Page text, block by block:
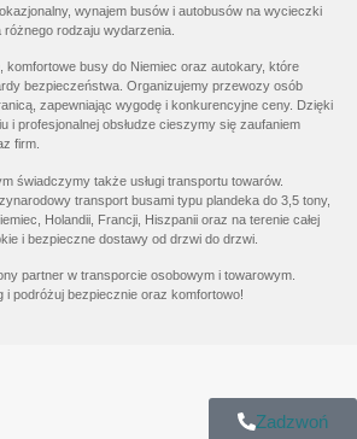
wynajem busów i autobusów na wycieczki
rodzaju wydarzenia.
komfortowe busy do Niemiec oraz autokary, które
bezpieczeństwa. Organizujemy przewozy osób
zapewniając wygodę i konkurencyjne ceny. Dzięki
i profesjonalnej obsłudze cieszymy się zaufaniem
firm.
świadczymy także usługi transportu towarów.
transport busami typu plandeka do 3,5 tony,
Holandii, Francji, Hiszpanii oraz na terenie całej
i bezpieczne dostawy od drzwi do drzwi.
partner w transporcie osobowym i towarowym.
i podróżuj bezpiecznie oraz komfortowo!
Zadzwoń